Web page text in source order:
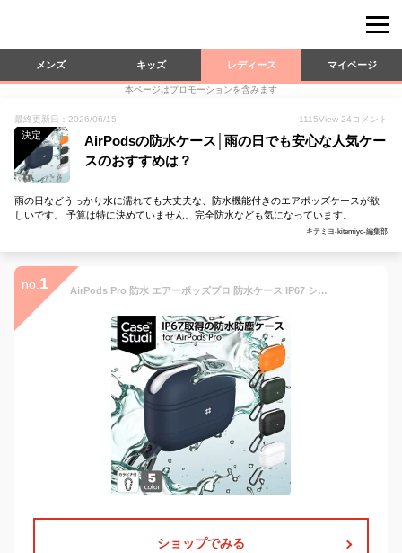
メンズ キッズ レディース マイページ
本ページはプロモーションを含みます
最終更新日：2026/06/15 1115View 24 コメント
決定
AirPodsの防水ケース│雨の日でも安心な人気ケー
スのおすすめは？
雨の日などうっかり水に濡れても大丈夫な、防水機能付きのエアポッズケースが欲
しいです。 予算は特に決めていません。完全防水なども気になっています。
キテミヨ-kitemiyo-編集部
no. 1 AirPods Pro 防水 エアーポッズプロ 防水ケース IP67 シリコンケース シンプル WATER PROOF Case for AirPods Pro エアポッズプロ ウォータープルーフ 防塵 防滴 耐衝撃 充電確認 ワイヤレス充電 カラビナ付き ケーススタディ
ショップでみる